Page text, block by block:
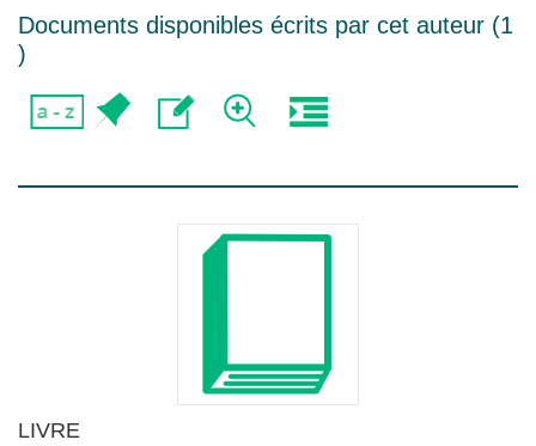
Documents disponibles écrits par cet auteur (1
)
LIVRE